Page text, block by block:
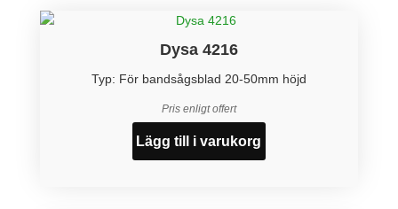
Dysa 4216
Typ: För bandsågsblad 20-50mm höjd
Pris enligt offert
Lägg till i varukorg